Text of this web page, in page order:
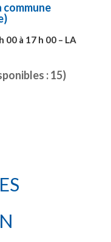
commune
00 à 17 h 00 – LA
: 15)